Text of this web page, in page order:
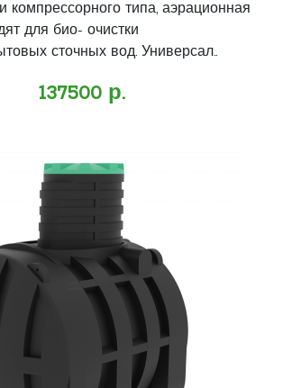
компрессорного типа, аэрационная
для био- очистки
сточных вод. Универсал..
137500 р.